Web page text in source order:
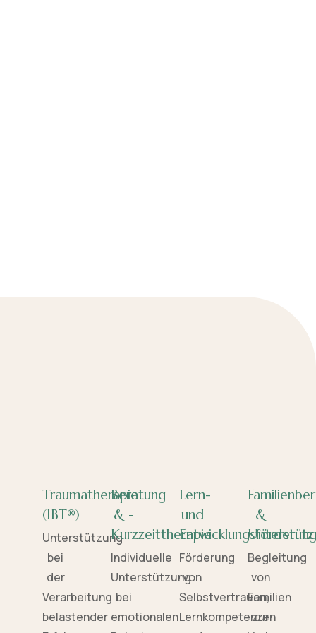
Traumatherapie
(IBT®)
Unterstützung
bei
der
Verarbeitung
belastender
Beratung
& -
Kurzzeittherapie
Individuelle
Unterstützung
bei
emotionalen
Lern-
und
Entwicklungsförderung
Förderung
von
Selbstvertrauen,
Lernkompetenzen
&
Begleitung
von
Familien
zur